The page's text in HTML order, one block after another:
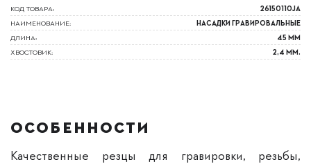
КОД ТОВАРА:
26150110JA
НАИМЕНОВАНИЕ:
НАСАДКИ ГРАВИРОВАЛЬНЫЕ
ДЛИНА:
45 ММ
ХВОСТОВИК:
2,4 ММ.
ОСОБЕННОСТИ
Качественные резцы для гравировки, резьбы,